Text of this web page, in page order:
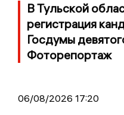
В Тульской
регистрация
Госдумы
Фоторепортаж
06/08/2026 17:20